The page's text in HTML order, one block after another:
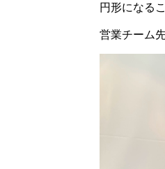
円形になる
営業チーム